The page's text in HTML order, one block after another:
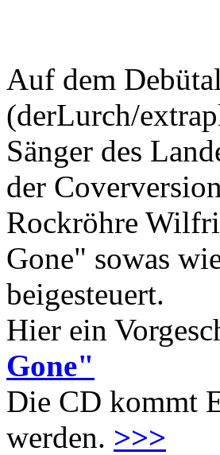
Auf dem
(derLurch/
Sänger des
der
Rockröhre
Gone" sowas
beigesteuert.
Hier ein
Gone"
Die CD kommt
werden. >>>